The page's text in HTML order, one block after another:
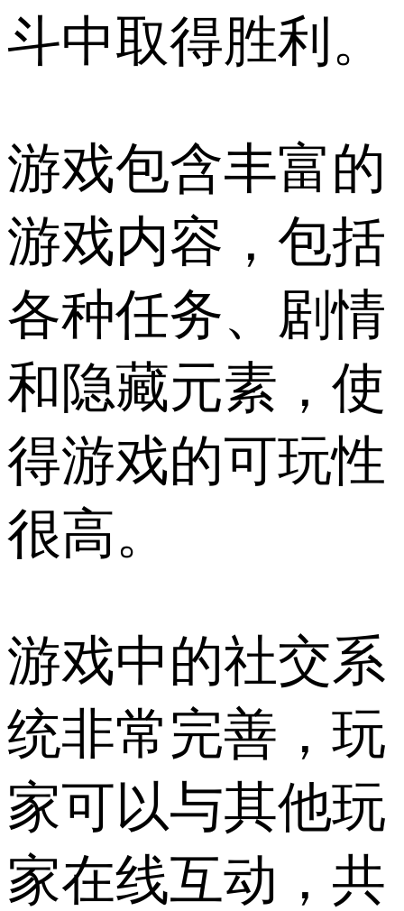
斗中取得胜利。
游戏包含丰富的
游戏内容，包括
各种任务、剧情
和隐藏元素，使
得游戏的可玩性
很高。
游戏中的社交系
统非常完善，玩
家可以与其他玩
家在线互动，共